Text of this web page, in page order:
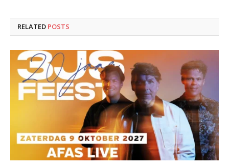
RELATED POSTS